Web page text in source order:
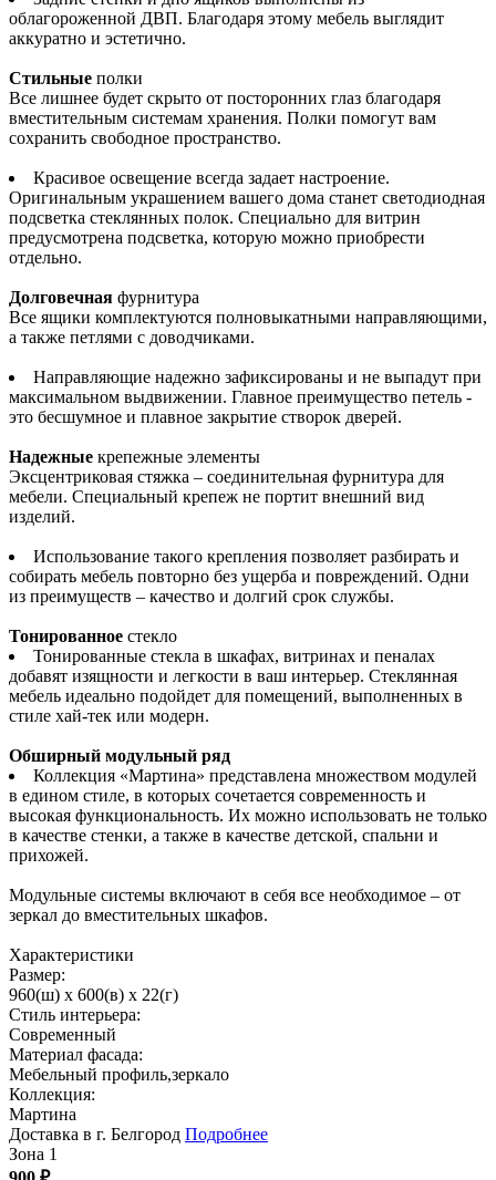
облагороженной ДВП. Благодаря этому мебель выглядит
аккуратно и эстетично.
Стильные полки
Все лишнее будет скрыто от посторонних глаз благодаря
вместительным системам хранения. Полки помогут вам
сохранить свободное пространство.
Красивое освещение всегда задает настроение.
Оригинальным украшением вашего дома станет светодиодная
подсветка стеклянных полок. Специально для витрин
предусмотрена подсветка, которую можно приобрести
отдельно.
Долговечная фурнитура
Все ящики комплектуются полновыкатными направляющими,
а также петлями с доводчиками.
Направляющие надежно зафиксированы и не выпадут при
максимальном выдвижении. Главное преимущество петель -
это бесшумное и плавное закрытие створок дверей.
Надежные крепежные элементы
Эксцентриковая стяжка – соединительная фурнитура для
мебели. Специальный крепеж не портит внешний вид
изделий.
Использование такого крепления позволяет разбирать и
собирать мебель повторно без ущерба и повреждений. Одни
из преимуществ – качество и долгий срок службы.
Тонированное стекло
Тонированные стекла в шкафах, витринах и пеналах
добавят изящности и легкости в ваш интерьер. Стеклянная
мебель идеально подойдет для помещений, выполненных в
стиле хай-тек или модерн.
Обширный модульный ряд
Коллекция «Мартина» представлена множеством модулей
в едином стиле, в которых сочетается современность и
высокая функциональность. Их можно использовать не только
в качестве стенки, а также в качестве детской, спальни и
прихожей.
Модульные системы включают в себя все необходимое – от
зеркал до вместительных шкафов.
Характеристики
Размер:
960(ш) x 600(в) x 22(г)
Стиль интерьера:
Современный
Материал фасада:
Мебельный профиль,зеркало
Коллекция:
Мартина
Доставка в г. Белгород Подробнее
Зона 1